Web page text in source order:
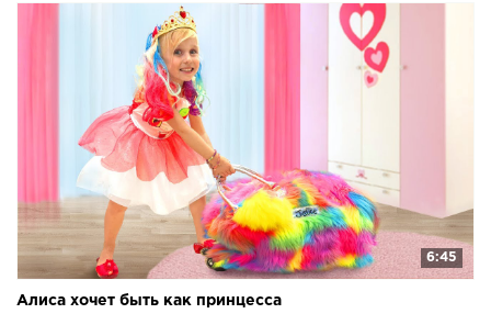
6:45
Алиса хочет быть как принцесса